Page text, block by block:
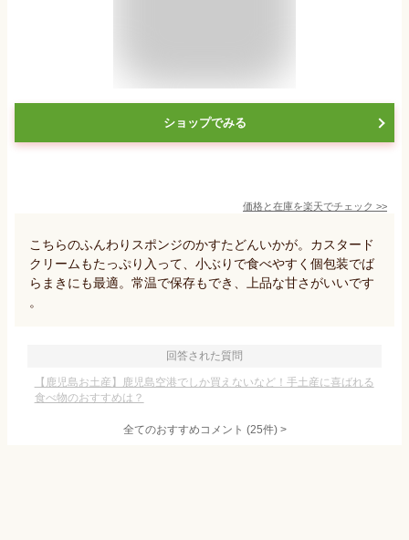
ショップでみる
価格と在庫を楽天でチェック >>
こちらのふんわりスポンジのかすたどんいかが。カスタード
クリームもたっぷり入って、小ぶりで食べやすく個包装でば
らまきにも最適。常温で保存もでき、上品な甘さがいいです
。
回答された質問
【鹿児島お土産】鹿児島空港でしか買えないなど！手土産に喜ばれる
食べ物のおすすめは？
全てのおすすめコメント (25件) >